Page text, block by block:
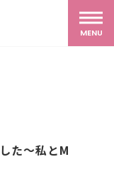
MENU
た～私とM